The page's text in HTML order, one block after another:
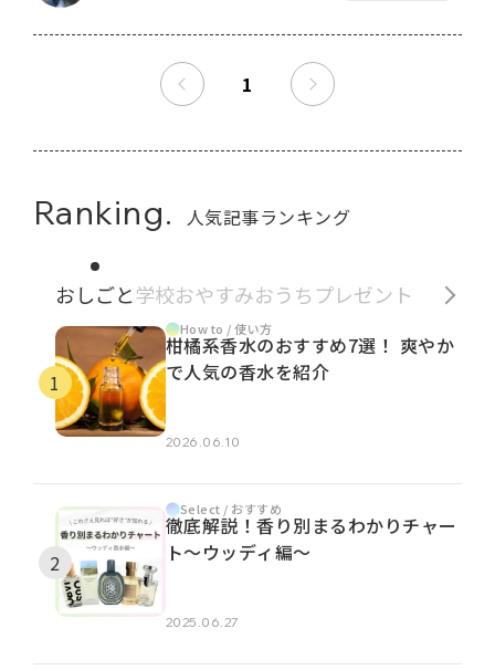
1
Ranking. 人気記事ランキング
おしごと学校おやすみおうち プレゼント
How to / 使い方
柑橘系香水のおすすめ7選！ 爽やか
で人気の香水を紹介
2026.06.10
Select / おすすめ
徹底解説！香り別まるわかりチャー
ト～ウッディ編～
2025.06.27